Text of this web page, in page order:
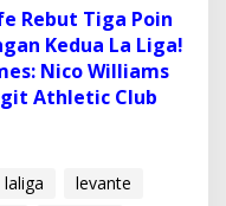
Rebut Tiga Poin
Kedua La Liga!
Nico Williams
Athletic Club
laliga
levante